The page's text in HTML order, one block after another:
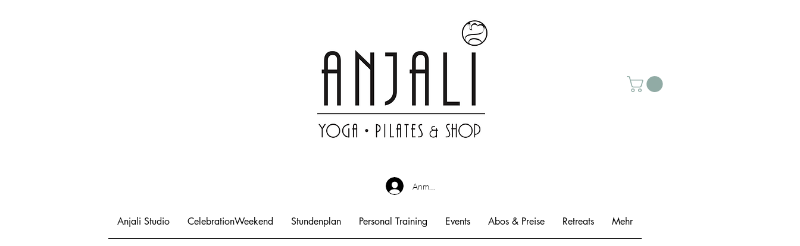
Anmelden
Anjali Studio CelebrationWeekend Stundenplan Personal Training Events Abos & Preise Retreats Mehr